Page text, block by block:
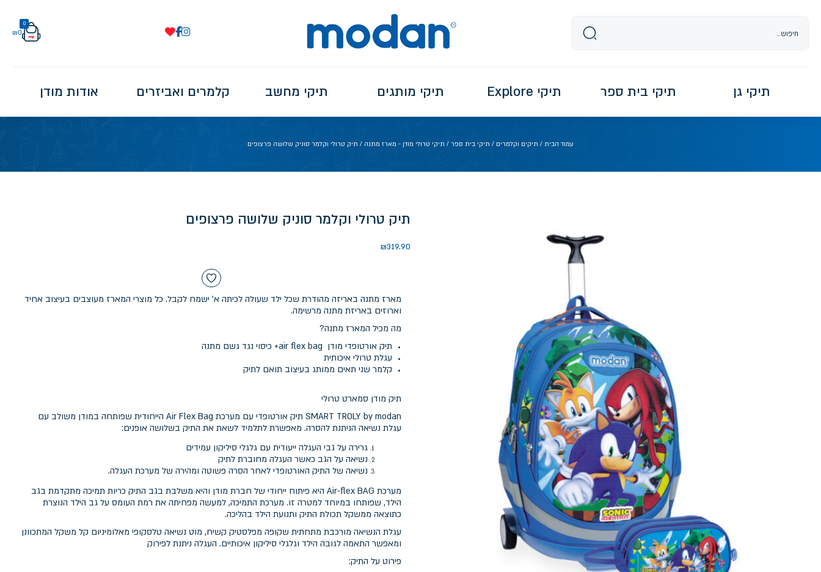
0
₪0
תיקי גן תיקי בית ספר תיקי Explore תיקי מותגים תיקי מחשב קלמרים ואביזרים אודות מודן
עמוד הבית / תיקים וקלמרים / תיקי בית ספר / תיקי טרולי מודן - מארז מתנה / תיק טרולי וקלמר סוניק שלושה פרצופים
תיק טרולי וקלמר סוניק שלושה פרצופים
₪319.90
מארז מתנה באריזה מהודרת שכל ילד שעולה לכיתה א' ישמח לקבל. כל מוצרי המארז מעוצבים בעיצוב אחיד
וארוזים באריזת מתנה מרשימה.
מה מכיל המארז מתנה?
תיק אורטופדי מודן air flex bag+ כיסוי נגד גשם מתנה
עגלת טרולי איכותית
קלמר שני תאים ממותג בעיצוב תואם לתיק
תיק מודן סמארט טרולי
SMART TROLY by modan תיק אורטופדי עם מערכת Air Flex Bag הייחודית שפותחה במודן משולב עם
עגלת נשיאה הניתנת להסרה. מאפשרת לתלמיד לשאת את התיק בשלושה אופנים:
גרירה על גבי העגלה ייעודית עם גלגלי סיליקון עמידים
נשיאה על הגב כאשר העגלה מחוברת לתיק
נשיאה של התיק האורטופדי לאחר הסרה פשוטה ומהירה של מערכת העגלה.
מערכת Air-flex BAG היא פיתוח ייחודי של חברת מודן והיא משלבת בגב התיק כריות תמיכה מתקדמת בגב
הילד, שפותחו במיוחד למטרה זו. מערכת התמיכה, למעשה מפחיתה את רמת העומס על גב הילד הנוצרת
כתוצאה ממשקל תכולת התיק ותנועת הילד בהליכה.
עגלת הנשיאה מורכבת מתחתית שקופה מפלסטיק קשיח, מוט נשיאה טלסקופי מאלומיניום קל משקל המתכוונן
ומאפשר התאמה לגובה הילד וגלגלי סיליקון איכותיים. העגלה ניתנת לפירוק
פירוט על התיק: